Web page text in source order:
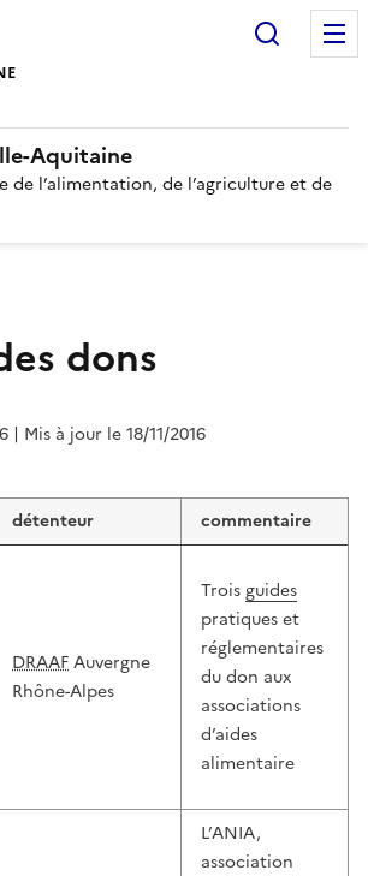
Aquitaine
de l’alimentation, de l’agriculture et de
dons
| Mis à jour le 18/11/2016
détenteur commentaire
DRAAFAuvergne
Rhône-Alpes
Troisguides
pratiques et
réglementaires
du don aux
associations
d’aides
alimentaire
L’ANIA,
association